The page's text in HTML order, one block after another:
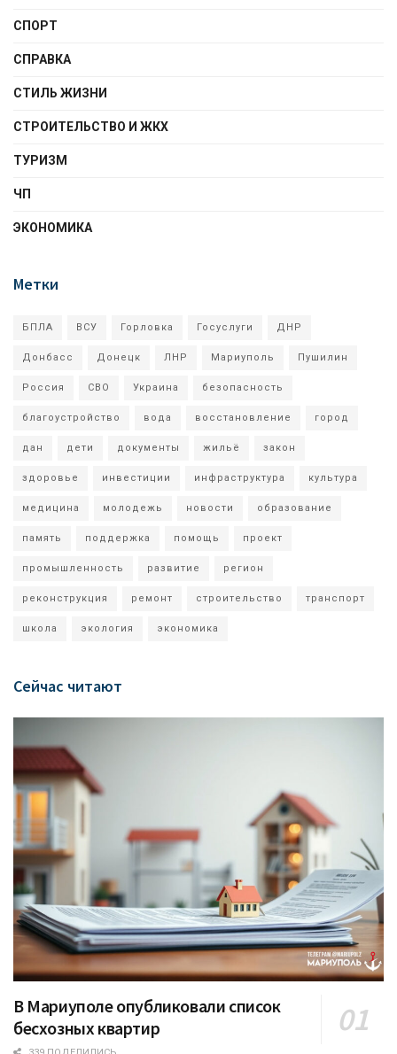
СПОРТ
СПРАВКА
СТИЛЬ ЖИЗНИ
СТРОИТЕЛЬСТВО И ЖКХ
ТУРИЗМ
ЧП
ЭКОНОМИКА
Метки
БПЛА ВСУ Горловка Госуслуги ДНР
Донбасс Донецк ЛНР Мариуполь Пушилин
Россия СВО Украина безопасность
благоустройство вода восстановление город
дан дети документы жильё закон
здоровье инвестиции инфраструктура культура
медицина молодежь новости образование
память поддержка помощь проект
промышленность развитие регион
реконструкция ремонт строительство транспорт
школа экология экономика
Сейчас читают
В Мариуполе опубликовали список
бесхозных квартир